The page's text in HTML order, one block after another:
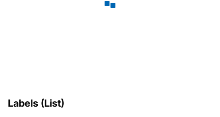
Labels (List)